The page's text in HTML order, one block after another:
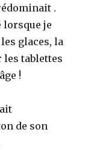
.
lorsque je
glaces, la
tablettes
!
de son